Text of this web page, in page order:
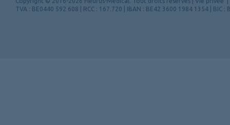
TVA : BE0440 592 608 | RCC : 167.720 | IBAN : BE42 3600 1984 1354 | BIC :